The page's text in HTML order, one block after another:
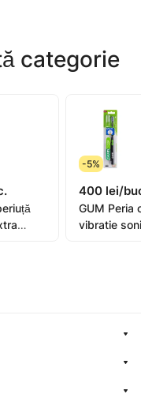
pentru a oferi o
Filamente
de duritate moale.
N.Milescu
606 127
categorie
-5%
400 lei/
GUM Peria
vibratie